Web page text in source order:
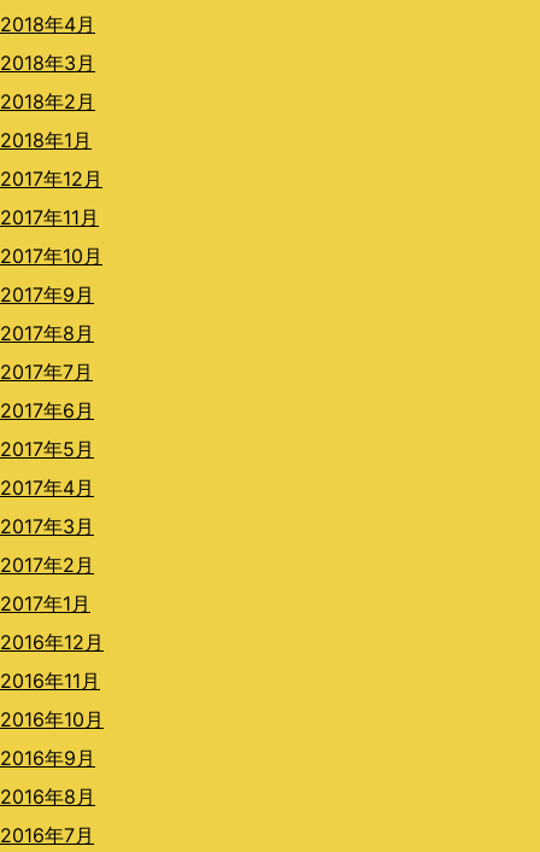
2018年4月
2018年3月
2018年2月
2018年1月
2017年12月
2017年11月
2017年10月
2017年9月
2017年8月
2017年7月
2017年6月
2017年5月
2017年4月
2017年3月
2017年2月
2017年1月
2016年12月
2016年11月
2016年10月
2016年9月
2016年8月
2016年7月